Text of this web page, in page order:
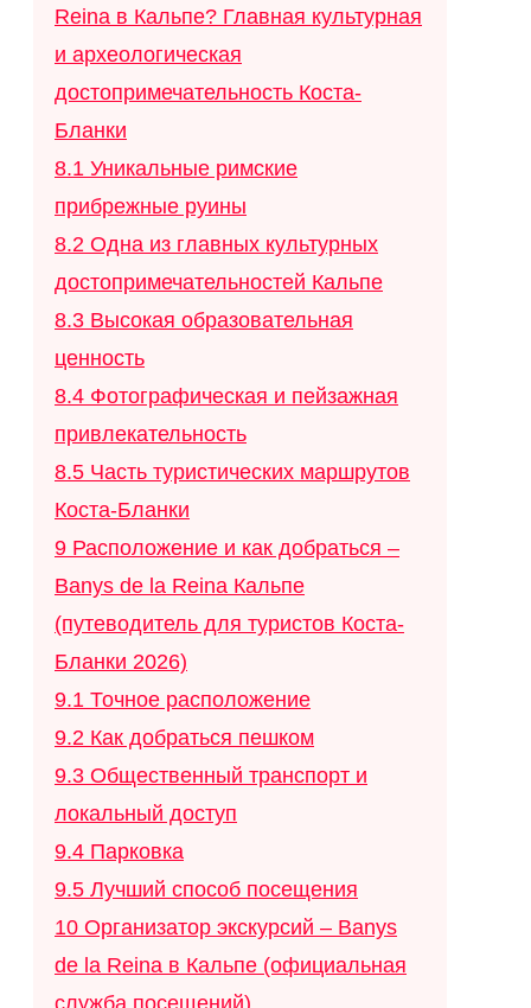
Reina в Кальпе? Главная культурная
и археологическая
достопримечательность Коста-
Бланки
8.1 Уникальные римские
прибрежные руины
8.2 Одна из главных культурных
достопримечательностей Кальпе
8.3 Высокая образовательная
ценность
8.4 Фотографическая и пейзажная
привлекательность
8.5 Часть туристических маршрутов
Коста-Бланки
9 Расположение и как добраться –
Banys de la Reina Кальпе
(путеводитель для туристов Коста-
Бланки 2026)
9.1 Точное расположение
9.2 Как добраться пешком
9.3 Общественный транспорт и
локальный доступ
9.4 Парковка
9.5 Лучший способ посещения
10 Организатор экскурсий – Banys
de la Reina в Кальпе (официальная